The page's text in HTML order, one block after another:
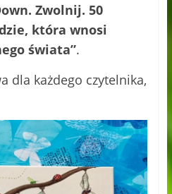
Zwolnij. 50
która wnosi
świata”.
dla każdego czytelnika,